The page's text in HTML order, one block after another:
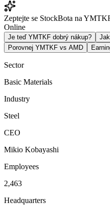
Zeptejte se StockBota na
Online
Je teď YMTKF dobrý nákup?
Porovnej YMTKF vs AMD
Sector
Basic Materials
Industry
Steel
CEO
Mikio Kobayashi
Employees
2,463
Headquarters